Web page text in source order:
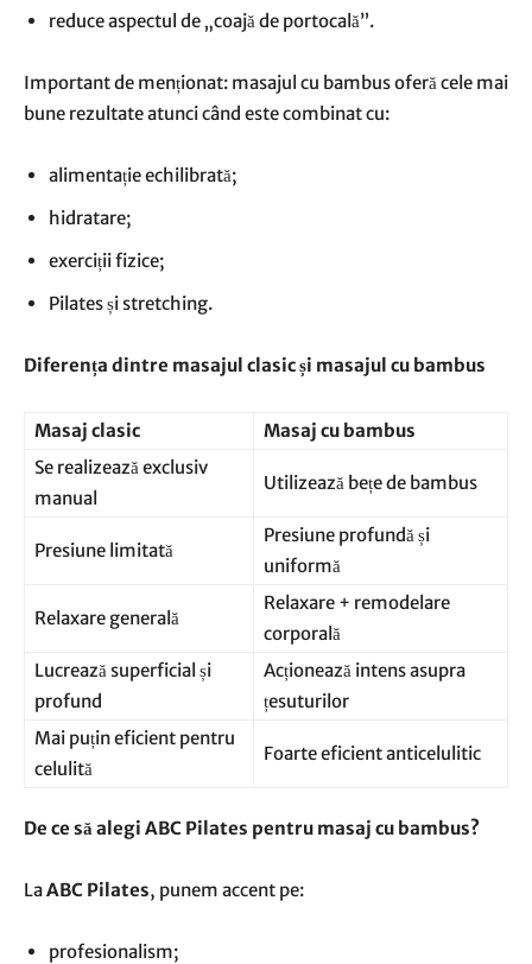
reduce aspectul de „coajă de portocală”.
Important de menționat: masajul cu bambus oferă cele mai
bune rezultate atunci când este combinat cu:
alimentație echilibrată;
hidratare;
exerciții fizice;
Pilates și stretching.
Diferența dintre masajul clasic și masajul cu bambus
Masaj clasic
Masaj cu bambus
Se realizează exclusiv
manual
Utilizează bețe de bambus
Presiune limitată
Presiune profundă și
uniformă
Relaxare generală
Relaxare + remodelare
corporală
Lucrează superficial și
profund
Acționează intens asupra
țesuturilor
Mai puțin eficient pentru
celulită
Foarte eficient anticelulitic
De ce să alegi ABC Pilates pentru masaj cu bambus?
LaABC Pilates, punem accent pe:
profesionalism;